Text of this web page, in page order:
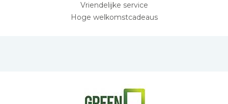
Vriendelijke service
Hoge welkomstcadeaus